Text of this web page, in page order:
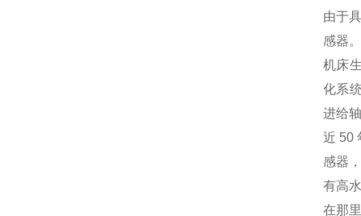
由于
感器
机床
化系
进给
近 50
感器
有高
在那